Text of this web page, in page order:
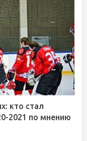
кто стал
2021 по мнению